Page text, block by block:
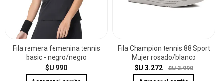
Fila remera femenina tennis
basic - negro/negro
$U 990
Fila Champion tennis 88 Sport
Mujer rosado/blanco
$U 3.272
$U 3.990